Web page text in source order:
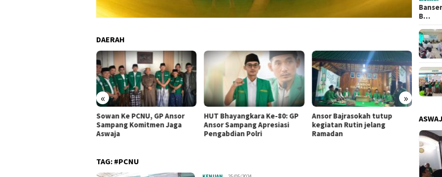
DAERAH
« »
Sowan Ke PCNU, GP Ansor
Sampang Komitmen Jaga
Aswaja
HUT Bhayangkara Ke-80: GP
Ansor Sampang Apresiasi
Pengabdian Polri
Ansor Bajrasokah tutup
kegiatan Rutin jelang
Ramadan
PAC
TAG: #PCNU
B…